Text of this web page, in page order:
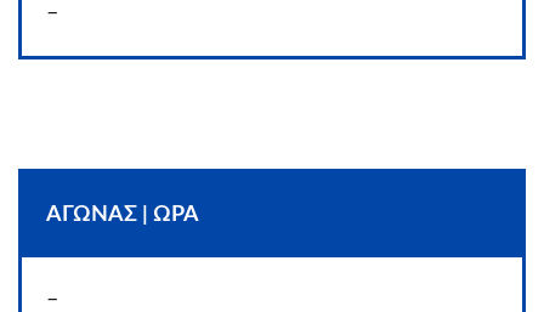
–
ΑΓΩΝΑΣ | ΩΡΑ
–